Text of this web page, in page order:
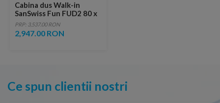
Cabina dus Walk-in
SanSwiss Fun FUD2 80 x
40 x H200 cm sticla
securizata
PRP: 3,537.00 RON
2,947.00 RON
Ce spun clientii nostri